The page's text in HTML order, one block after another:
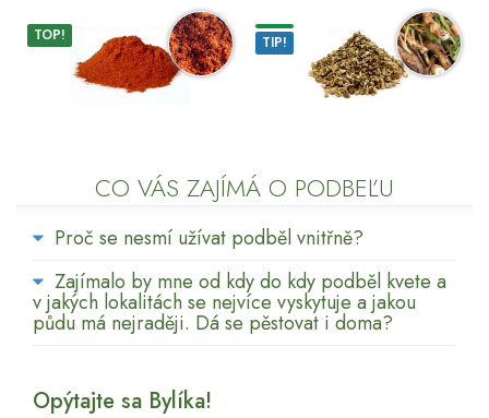
TOP! TIP!
CO VÁS ZAJÍMÁ O PODBEĽU
Proč se nesmí užívat podběl vnitřně?
Zajímalo by mne od kdy do kdy podběl kvete a
v jakých lokalitách se nejvíce vyskytuje a jakou
půdu má nejraději. Dá se pěstovat i doma?
Opýtajte sa Bylíka!